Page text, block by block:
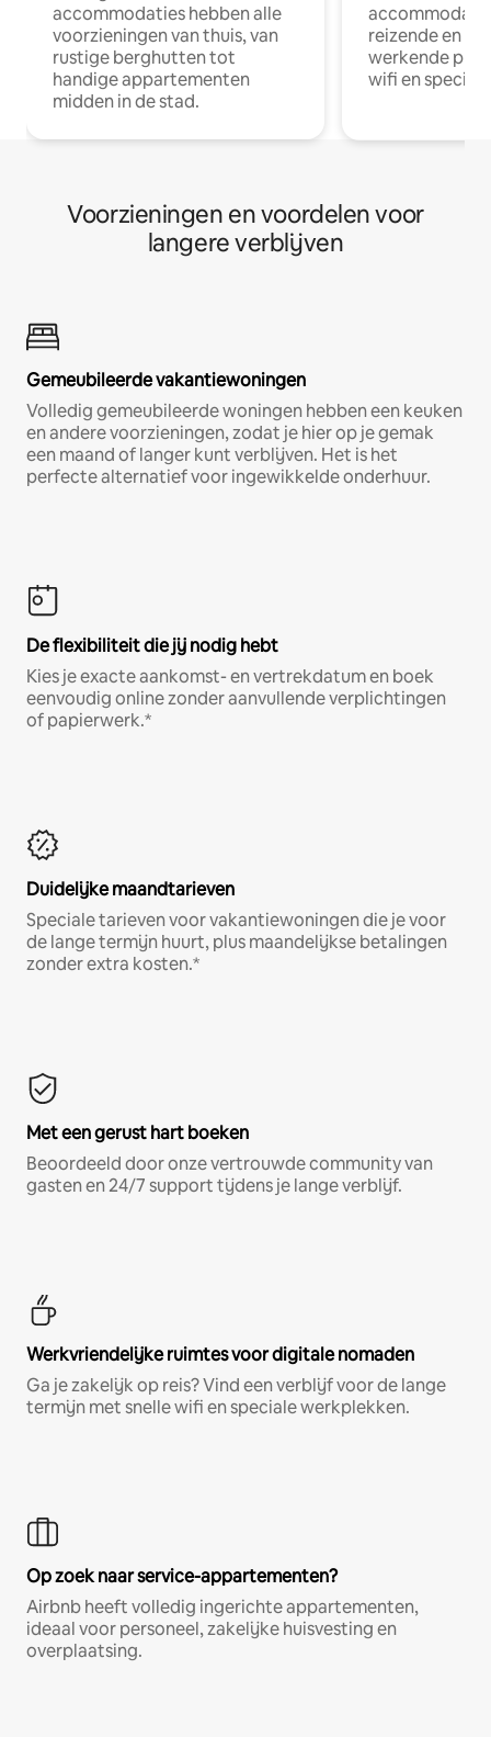
accommodaties hebben alle
voorzieningen van thuis, van
rustige berghutten tot
handige appartementen
midden in de stad.
reizende en
werkende
wifi en
Voorzieningen en voordelen voor
langere verblijven
Gemeubileerde vakantiewoningen
Volledig gemeubileerde woningen hebben een keuken
en andere voorzieningen, zodat je hier op je gemak
een maand of langer kunt verblijven. Het is het
perfecte alternatief voor ingewikkelde onderhuur.
De flexibiliteit die jij nodig hebt
Kies je exacte aankomst- en vertrekdatum en boek
eenvoudig online zonder aanvullende verplichtingen
of papierwerk.*
Duidelijke maandtarieven
Speciale tarieven voor vakantiewoningen die je voor
de lange termijn huurt, plus maandelijkse betalingen
zonder extra kosten.*
Met een gerust hart boeken
Beoordeeld door onze vertrouwde community van
gasten en 24/7 support tijdens je lange verblijf.
Werkvriendelijke ruimtes voor digitale nomaden
Ga je zakelijk op reis? Vind een verblijf voor de lange
termijn met snelle wifi en speciale werkplekken.
Op zoek naar service-appartementen?
Airbnb heeft volledig ingerichte appartementen,
ideaal voor personeel, zakelijke huisvesting en
overplaatsing.